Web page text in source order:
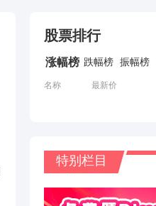
股票排行
涨幅榜 跌幅榜 振幅榜
名称 最新价